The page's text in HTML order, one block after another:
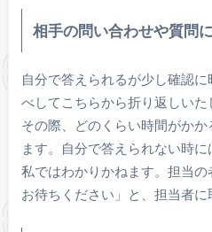
相手の問い合わせや質問
自分で答えられるが少し確認
べしてこちらから折り返しいた
その際、どのくらい時間がかか
ます。自分で答えられない時
私ではわかりかねます。担当
お待ちください」と、担当者に